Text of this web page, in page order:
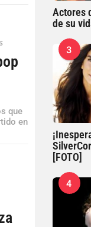
que
en
Actores
de su
3
[FOTO]
4